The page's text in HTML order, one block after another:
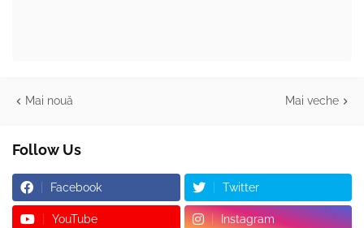
Mai nouă Mai veche
Follow Us
Facebook Twitter
YouTube Instagram